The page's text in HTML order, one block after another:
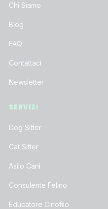
Chi Siamo
Blog
FAQ
Contattaci
Newsletter
SERVIZI
Dog Sitter
Cat Sitter
Asilo Cani
Consulente Felino
Educatore Cinofilo